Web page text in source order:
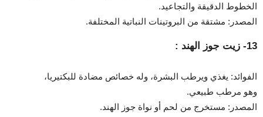
الخطوط الدقيقة والتجاعيد.
المصدر: مشتقة من البروتينات النباتية المختلفة.
13- زيت جوز الهند :
الفوائد: يغذي ويرطب البشرة، وله خصائص مضادة للبكتيريا،
وهو مرطب طبيعي.
المصدر: مستخرج من لحم أو نواة جوز الهند.